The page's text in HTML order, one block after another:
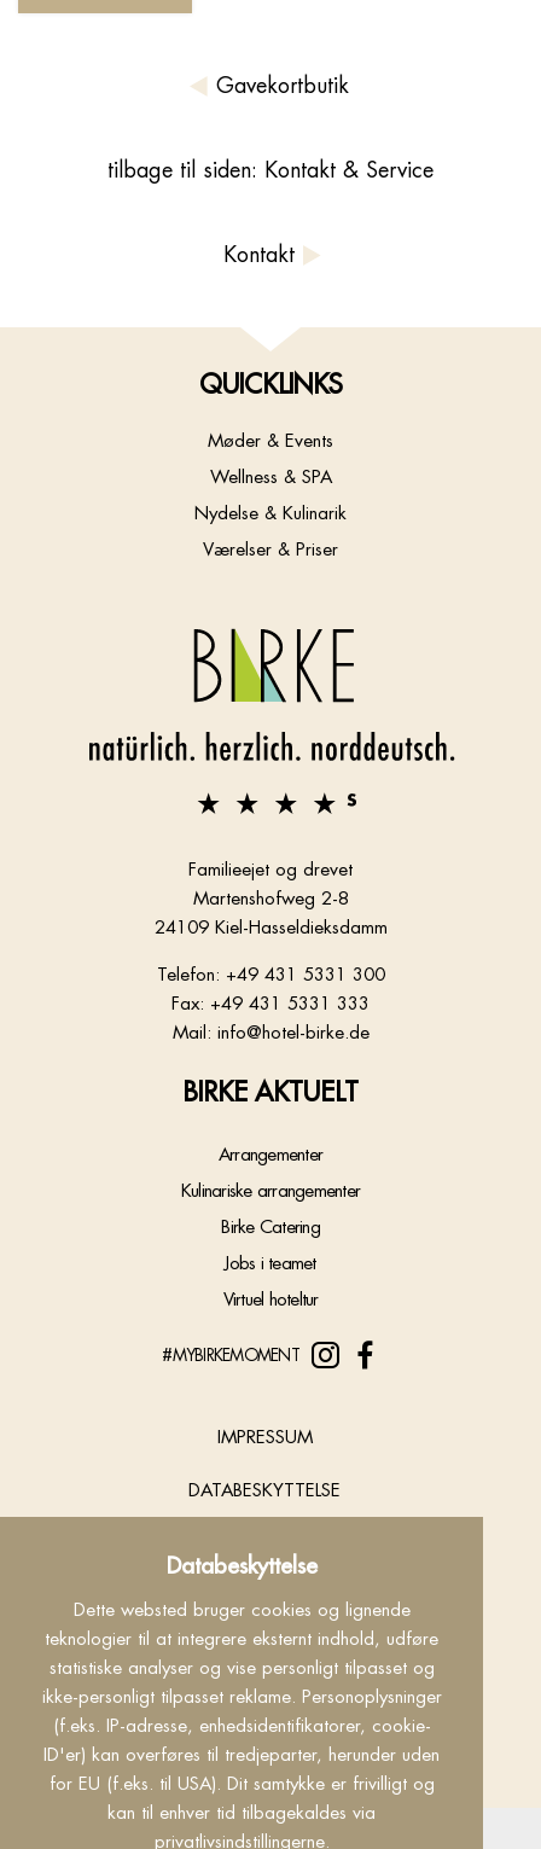
Databeskyttelse
Dette websted bruger cookies og lignende
teknologier til at integrere eksternt indhold, udføre
statistiske analyser og vise personligt tilpasset og
ikke-personligt tilpasset reklame. Personoplysninger
(f.eks. IP-adresse, enhedsidentifikatorer, cookie-
ID'er) kan overføres til tredjeparter, herunder uden
for EU (f.eks. til USA). Dit samtykke er frivilligt og
kan til enhver tid tilbagekaldes via
privatlivsindstillingerne.
Gavekortbutik
tilbage til siden: Kontakt & Service
Kontakt
QUICKLINKS
Møder & Events
Wellness & SPA
Nydelse & Kulinarik
Værelser & Priser
Familieejet og drevet
Martenshofweg 2-8
24109 Kiel-Hasseldieksdamm
Telefon: +49 431 5331 300
Fax: +49 431 5331 333
Mail: info@hotel-birke.de
BIRKE AKTUELT
Arrangementer
Kulinariske arrangementer
Birke Catering
Jobs i teamet
Virtuel hoteltur
#MYBIRKEMOMENT
IMPRESSUM
DATABESKYTTELSE
KONTAKT
INFO
VILKÅR
made by